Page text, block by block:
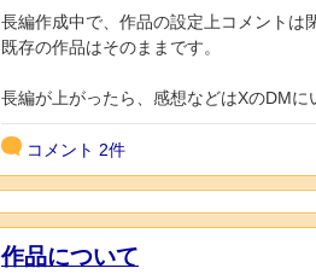
長編作成中で、作品の設定上コメントは
既存の作品はそのままです。
長編が上がったら、感想などはXのDMに
コメント 2件
作品について